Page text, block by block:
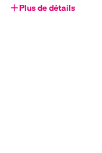
Plus de détails